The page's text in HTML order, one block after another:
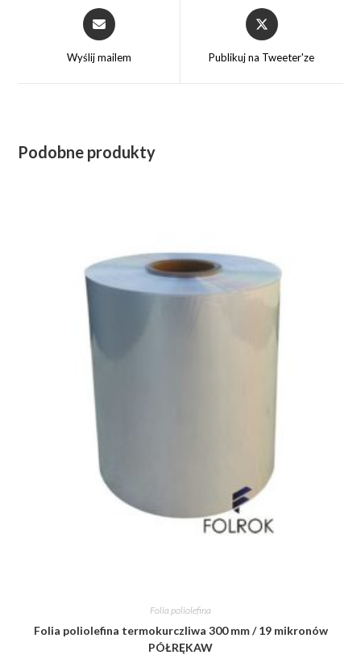
Opens
in
new
Wyślij mailem
Opens
in
new
Publikuj na Tweeter'ze
Podobne produkty
Folia poliolefina
Folia poliolefina termokurczliwa 300 mm / 19 mikronów
PÓŁRĘKAW